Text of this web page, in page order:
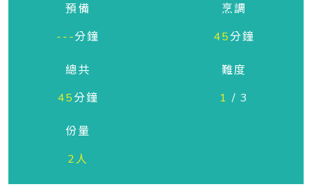
預備
---分鐘
烹調
45分鐘
總共
45分鐘
難度
1 / 3
份量
2人